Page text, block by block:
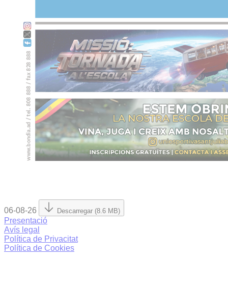
06-08-26 Descarregar (8.6 MB)
Presentació
Avís legal
Política de Privacitat
Política de Cookies